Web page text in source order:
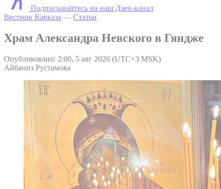
Подписывайтесь на наш Дзен-канал
Вестник Кавказа — Статьи
Храм Александра Невского в Гяндже
Опубликовано: 2:00, 5 авг 2026 (UTC+3 MSK)
Айбаниз Рустамова